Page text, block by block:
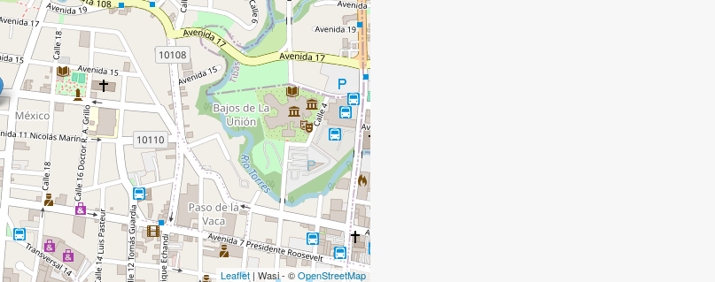
Leaflet | Wasi - ©OpenStreetMap